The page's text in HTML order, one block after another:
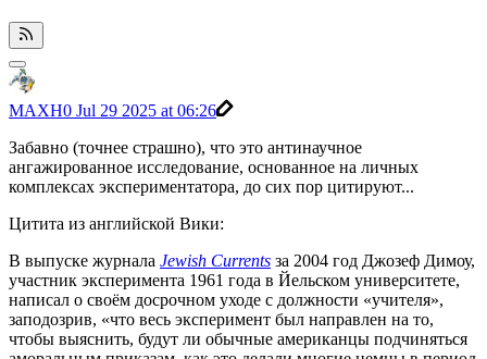
MAXH0 Jul 29 2025 at 06:26
Забавно (точнее страшно), что это антинаучное
ангажированное исследование, основанное на личных
комплексах экспериментатора, до сих пор цитируют...
Цитита из английской Вики:
В выпуске журнала Jewish Currents за 2004 год Джозеф Димоу,
участник эксперимента 1961 года в Йельском университете,
написал о своём досрочном уходе с должности «учителя»,
заподозрив, «что весь эксперимент был направлен на то,
чтобы выяснить, будут ли обычные американцы подчиняться